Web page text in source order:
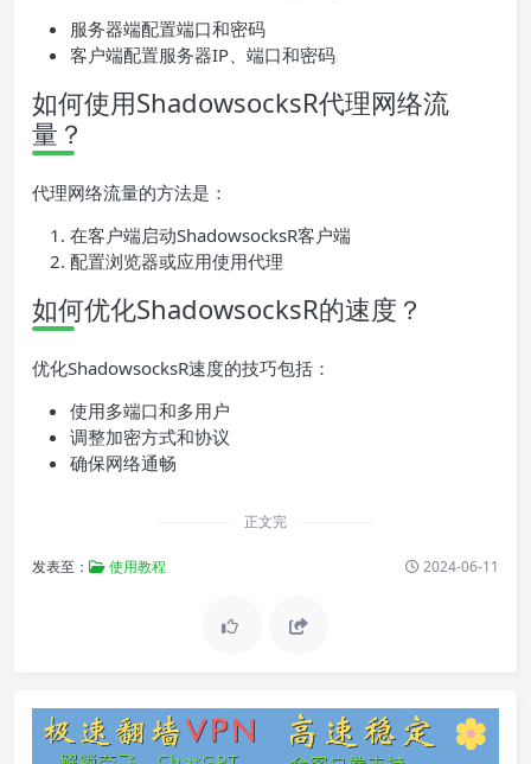
服务器端配置端口和密码
客户端配置服务器IP、端口和密码
如何使用ShadowsocksR代理网络流
量？
代理网络流量的方法是：
在客户端启动ShadowsocksR客户端
配置浏览器或应用使用代理
如何优化ShadowsocksR的速度？
优化ShadowsocksR速度的技巧包括：
使用多端口和多用户
调整加密方式和协议
确保网络通畅
正文完
发表至： 使用教程 2024-06-11